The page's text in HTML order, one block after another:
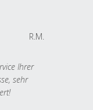
R.M.
Ihrer
sehr